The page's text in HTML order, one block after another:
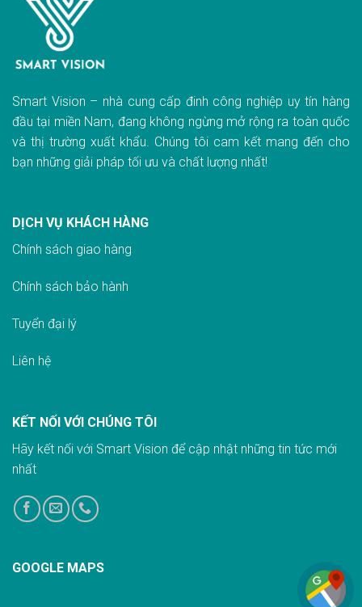
Smart Vision – nhà cung cấp đinh công nghiệp uy tín hàng
đầu tại miền Nam, đang không ngừng mở rộng ra toàn quốc
và thị trường xuất khẩu. Chúng tôi cam kết mang đến cho
bạn những giải pháp tối ưu và chất lượng nhất!
DỊCH VỤ KHÁCH HÀNG
Chính sách giao hàng
Chính sách bảo hành
Tuyển đại lý
Liên hệ
KẾT NỐI VỚI CHÚNG TÔI
Hãy kết nối với Smart Vision để cập nhật những tin tức mới
nhất
GOOGLE MAPS